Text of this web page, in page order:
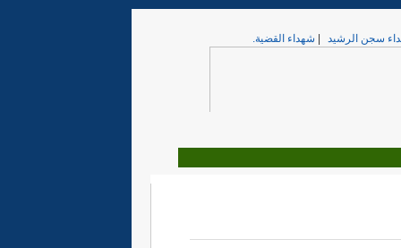
سجن الرشيد شهداء القضية.